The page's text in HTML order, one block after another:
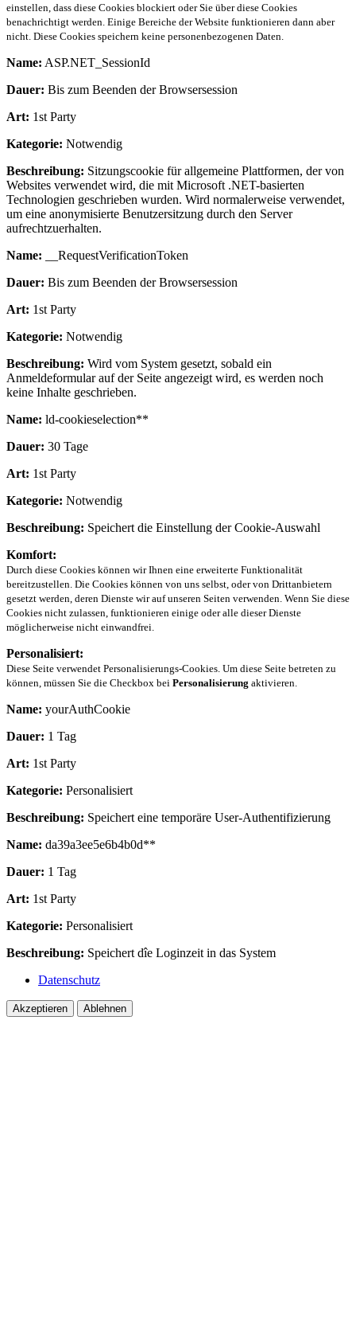
einstellen, dass diese Cookies blockiert oder Sie über diese Cookies
benachrichtigt werden. Einige Bereiche der Website funktionieren dann aber
nicht. Diese Cookies speichern keine personenbezogenen Daten.
Name: ASP.NET_SessionId
Dauer: Bis zum Beenden der Browsersession
Art: 1st Party
Kategorie: Notwendig
Beschreibung: Sitzungscookie für allgemeine Plattformen, der von
Websites verwendet wird, die mit Microsoft .NET-basierten
Technologien geschrieben wurden. Wird normalerweise verwendet,
um eine anonymisierte Benutzersitzung durch den Server
aufrechtzuerhalten.
Name: __RequestVerificationToken
Dauer: Bis zum Beenden der Browsersession
Art: 1st Party
Kategorie: Notwendig
Beschreibung: Wird vom System gesetzt, sobald ein
Anmeldeformular auf der Seite angezeigt wird, es werden noch
keine Inhalte geschrieben.
Name: ld-cookieselection**
Dauer: 30 Tage
Art: 1st Party
Kategorie: Notwendig
Beschreibung: Speichert die Einstellung der Cookie-Auswahl
Komfort:
Durch diese Cookies können wir Ihnen eine erweiterte Funktionalität
bereitzustellen. Die Cookies können von uns selbst, oder von Drittanbietern
gesetzt werden, deren Dienste wir auf unseren Seiten verwenden. Wenn Sie diese
Cookies nicht zulassen, funktionieren einige oder alle dieser Dienste
möglicherweise nicht einwandfrei.
Personalisiert:
Diese Seite verwendet Personalisierungs-Cookies. Um diese Seite betreten zu
können, müssen Sie die Checkbox bei Personalisierung aktivieren.
Name: yourAuthCookie
Dauer: 1 Tag
Art: 1st Party
Kategorie: Personalisiert
Beschreibung: Speichert eine temporäre User-Authentifizierung
Name: da39a3ee5e6b4b0d**
Dauer: 1 Tag
Art: 1st Party
Kategorie: Personalisiert
Beschreibung: Speichert dîe Loginzeit in das System
Datenschutz
Akzeptieren Ablehnen